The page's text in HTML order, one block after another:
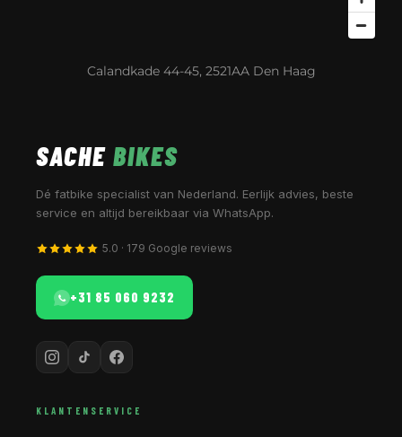
Calandkade 44-45, 2521AA Den Haag
SACHE BIKES
Dé fatbike specialist van Nederland. Eerlijk advies, beste
service en altijd bereikbaar via WhatsApp.
5.0 · 179 Google reviews
+31 85 060 9232
KLANTENSERVICE